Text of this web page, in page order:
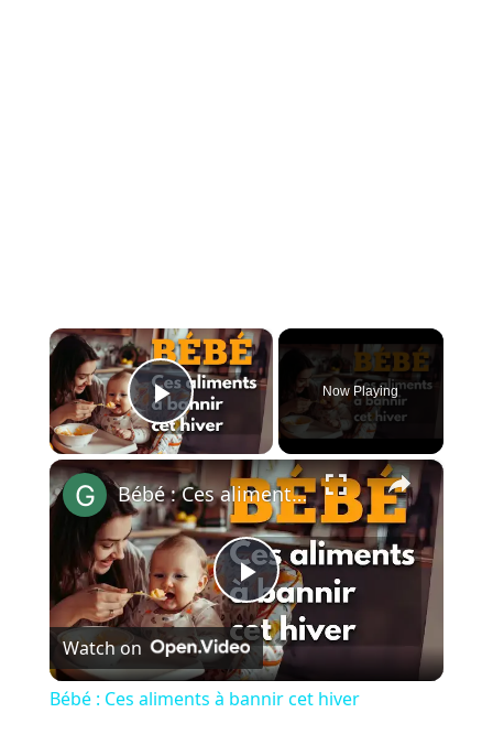
×
Play Video
Now Playing
×
P
l
Bébé : Ces aliments à bannir cet hiver
Watch on
Bébé : Ces aliments à bannir cet hiver